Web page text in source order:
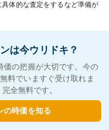
体的な査定をするなど準備が
は今ウリドキ？
価の把握が大切です。今の
料でいますぐ受け取れま
全無料です。
の時価を知る